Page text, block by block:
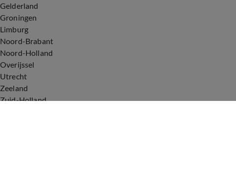
Gelderland
Groningen
Limburg
Noord-Brabant
Noord-Holland
Overijssel
Utrecht
Zeeland
Zuid-Holland